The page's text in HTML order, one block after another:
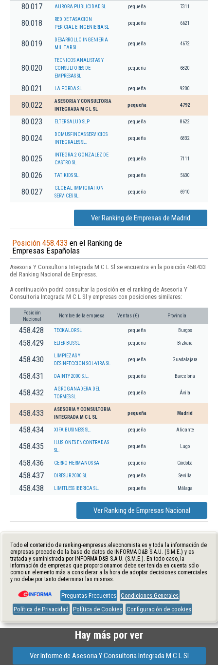
80.017 AURORA PUBLICIDAD SL pequeña 7311
80.018
RED DE TASACION
PERICIAL E INGENIERIA SL
pequeña 6621
80.019
DESARROLLO INGENIERIA
MILITAR SL.
pequeña 4672
80.020
TECNICOS ANALISTAS Y
CONSULTORES DE
EMPRESAS SL
pequeña 6820
80.021 LA PORDA SL pequeña 9200
80.022
ASESORIA Y CONSULTORIA
INTEGRADA M C L SL
pequeña 4792
80.023 ELTER SALUD SLP pequeña 8622
80.024
DOMUSFINCAS SERVICIOS
INTEGRALES SL.
pequeña 6832
80.025
INTEGRA 2 GONZALEZ DE
CASTRO SL
pequeña 7111
80.026 TATIKIDS SL. pequeña 5630
80.027
GLOBAL IMMIGRATION
SERVICES SL.
pequeña 6910
Ver Ranking de Empresas de Madrid
Posición 458.433 en el Ranking de
Empresas Españolas
Asesoria Y Consultoria Integrada M C L Sl se encuentra en la posición 458.433
del Ranking Nacional de Empresas.
A continuación podrá consultar la posición en el ranking de Asesoria Y
Consultoria Integrada M C L Sl y empresas con posiciones similares:
Posición
Nacional
Nombre de la empresa Ventas (€) Provincia
458.428 TECKALOR SL pequeña Burgos
458.429 ELIER BUS SL pequeña Bizkaia
458.430
LIMPIEZAS Y
DESINFECCION SOL-VIRA SL
pequeña Guadalajara
458.431 DAINTY 2000 S.L. pequeña Barcelona
458.432
AGROGANADERA DEL
TORMES SL
pequeña Ávila
458.433
ASESORIA Y CONSULTORIA
INTEGRADA M C L SL
pequeña Madrid
458.434 XIFA BUSINESS SL. pequeña Alicante
458.435
ILUSIONES ENCONTRADAS
SL.
pequeña Lugo
458.436 CERRO HERMANOS SA pequeña Córdoba
458.437 DIRESUR 2000 SL pequeña Sevilla
458.438 LIMITLESS IBERICA SL. pequeña Málaga
Ver Ranking de Empresas Nacional
Todo el contenido de ranking-empresas.eleconomista.es y toda la información de
empresas procede de la base de datos de INFORMA D&B S.A.U. (S.M.E.) y es
tratada y suministrada por INFORMA D&B S.A.U. (S.M.E.). En todo caso, la
información de empresas que proporcionamos debe ser tenida en cuenta sólo
como un elemento más a considerar a la hora de adoptar decisiones comerciales
y no debe por tanto determinar las mismas.
Preguntas Frecuentes Condiciones Generales
Política de Privacidad
Política de Cookies Configuración de cookies
Hay más por ver
Ver Informe de Asesoria Y Consultoria Integrada M C L Sl